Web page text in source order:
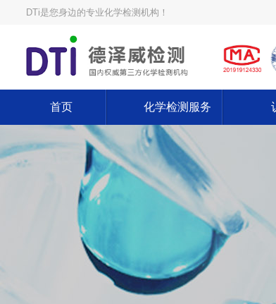
DTi是您身边的专业化学检测机构！
首页 化学检测服务